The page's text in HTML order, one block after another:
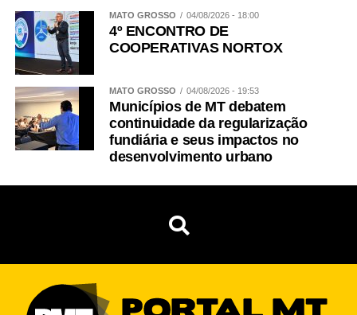
MATO GROSSO 04/08/2026 - 18:00
4º ENCONTRO DE
COOPERATIVAS NORTOX
MATO GROSSO 04/08/2026 - 19:53
Municípios de MT debatem
continuidade da regularização
fundiária e seus impactos no
desenvolvimento urbano